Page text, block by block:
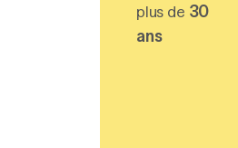
plus de 30
ans